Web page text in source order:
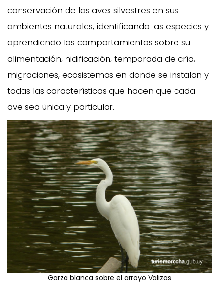
conservación de las aves silvestres en sus
ambientes naturales, identificando las especies y
aprendiendo los compor­tamientos sobre su
alimentación, nidificación, temporada de cría,
migraciones, ecosistemas en donde se instalan y
todas las características que hacen que cada
ave sea única y particular.
Garza blanca sobre el arroyo Valizas